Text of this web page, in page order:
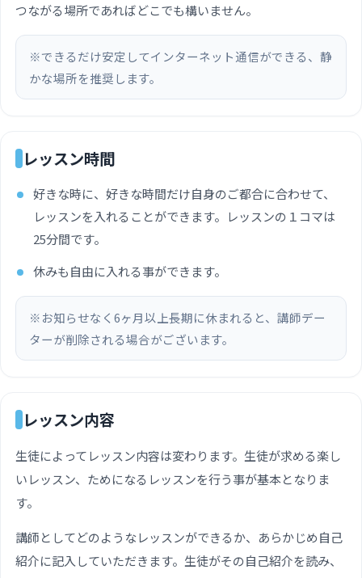
つながる場所であればどこでも構いません。
※できるだけ安定してインターネット通信ができる、静
かな場所を推奨します。
レッスン時間
好きな時に、好きな時間だけ自身のご都合に合わせて、
レッスンを入れることができます。レッスンの１コマは
25分間です。
休みも自由に入れる事ができます。
※お知らせなく6ヶ月以上長期に休まれると、講師デー
ターが削除される場合がございます。
レッスン内容
生徒によってレッスン内容は変わります。生徒が求める楽し
いレッスン、ためになるレッスンを行う事が基本となりま
す。
講師としてどのようなレッスンができるか、あらかじめ自己
紹介に記入していただきます。生徒がその自己紹介を読み、